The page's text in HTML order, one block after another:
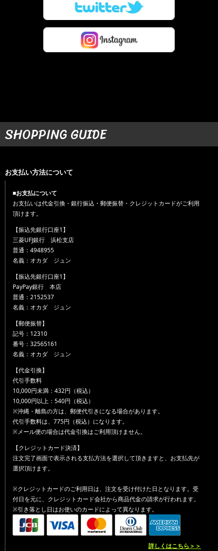
SHOPPING GUIDE
お支払い方法について
■お支払について
お支払いは代金引換・銀行振込・郵便振替・クレジットカードがご利用
頂けます。
【振込先銀行口座1】
三菱UFJ銀行 浜松支店
普通：4948955
名義：オカダ ジュン
【振込先銀行口座1】
PayPay銀行 本店
普通：2152537
名義：オカダ ジュン
【郵便振替】
記号：12310
番号：32565161
名義：オカダ ジュン
【代金引換】
代引手数料
10,000円未満：432円（税込）
10,000円以上：540円（税込）
※沖縄・離島の方は、郵便代引きになる場合があります。
代引手数料は、775円（税込）になります。
※メール便の場合は代金引換はご利用頂けません。
【クレジットカード決済】
注文完了画面で表示される支払方法を選択して頂きますと、お支払先が
選択頂けます。
※クレジットカードのご利用日は、注文を受け付けた日となります。受
付日を元に、クレジットカード会社から商品代金の請求が行われます。
※引き落とし日はお使いのカードによって異なります。
詳しくはこちら＞＞